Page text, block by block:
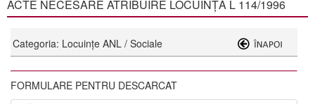
ACTE NECESARE ATRIBUIRE LOCUINȚĂ L 114/1996
Categoria: Locuinţe ANL / Sociale
FORMULARE PENTRU DESCARCAT